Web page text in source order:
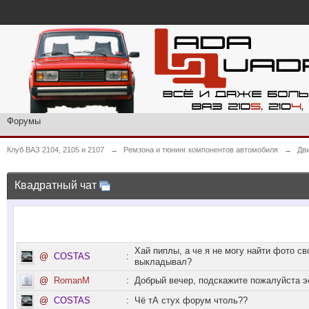
Форумы
Клуб ВАЗ 2104, 2105 и 2107 → Ремзона и тюнинг компонентов автомобиля →
Квадратный чат
@ COSTAS :
Хай пиплы, а че я не могу найти фото
выкладывал?
@
RomanM :
Добрый вечер, подскажите пожалуйста
@ COSTAS :
Чё тА стух форум чтоль??